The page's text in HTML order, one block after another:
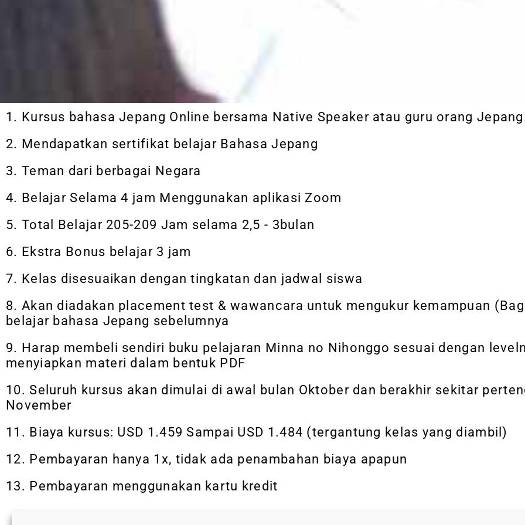
1. Kursus bahasa Jepang Online bersama Native Speaker atau guru orang
2. Mendapatkan sertifikat belajar Bahasa Jepang
3. Teman dari berbagai Negara
4. Belajar Selama 4 jam Menggunakan aplikasi Zoom
5. Total Belajar 205-209 Jam selama 2,5 - 3bulan
6. Ekstra Bonus belajar 3 jam​
7. Kelas disesuaikan dengan tingkatan dan jadwal siswa
8. Akan diadakan placement test & wawancara untuk mengukur kemampuan
belajar bahasa Jepang sebelumnya
9. Harap membeli sendiri buku pelajaran Minna no Nihonggo sesuai dengan
menyiapkan materi dalam bentuk PDF
10. Seluruh kursus akan dimulai di awal bulan Oktober dan berakhir sekitar
November
11. Biaya kursus: USD 1.459 Sampai USD 1.484 (tergantung kelas yang diambil)
12. Pembayaran hanya 1x, tidak ada penambahan biaya apapun
13. Pembayaran menggunakan kartu kredit